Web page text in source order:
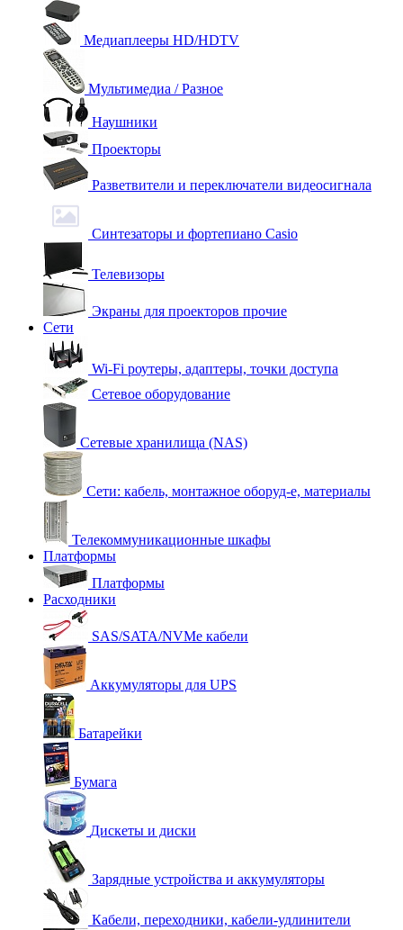
Медиаплееры HD/HDTV
Мультимедиа / Разное
Наушники
Проекторы
Разветвители и переключатели видеосигнала
Синтезаторы и фортепиано Casio
Телевизоры
Экраны для проекторов прочие
Сети
Wi-Fi роутеры, адаптеры, точки доступа
Сетевое оборудование
Сетевые хранилища (NAS)
Сети: кабель, монтажное оборуд-е, материалы
Телекоммуникационные шкафы
Платформы
Платформы
Расходники
SAS/SATA/NVMe кабели
Аккумуляторы для UPS
Батарейки
Бумага
Дискеты и диски
Зарядные устройства и аккумуляторы
Кабели, переходники, кабели-удлинители